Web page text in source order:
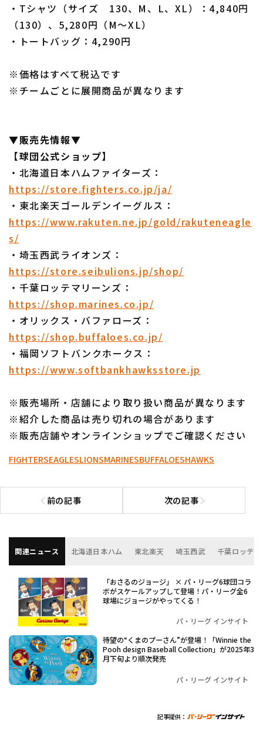
・Tシャツ（サイズ 130、M、L、XL）：4,840円
（130）、5,280円（M～XL）
・トートバッグ：4,290円
※価格はすべて税込です
※チームごとに展開商品が異なります
▼販売先情報▼
【球団公式ショップ】
・北海道日本ハムファイターズ：
https://store.fighters.co.jp/ja/
・東北楽天ゴールデンイーグルス：
https://www.rakuten.ne.jp/gold/rakuteneagle
s/
・埼玉西武ライオンズ：
https://store.seibulions.jp/shop/
・千葉ロッテマリーンズ：
https://shop.marines.co.jp/
・オリックス・バファローズ：
https://shop.buffaloes.co.jp/
・福岡ソフトバンクホークス：
https://www.softbankhawksstore.jp
※販売場所・店舗により取り扱い商品が異なります
※紹介した商品は売り切れの場合があります
※販売店舗やオンラインショップでご確認ください
FIGHTERSEAGLESLIONSMARINESBUFFALOESHAWKS
前の記事
前の記事へ 次の記事次の記事へ
関連ニュース 北海道日本ハム 東北楽天 埼玉西武 千葉ロッテ
「おさるのジョージ」 × パ・リーグ6球団コラ
ボがスケールアップして登場！パ・リーグ全6
球場にジョージがやってくる！
パ・リーグ インサイト
待望の“くまのプーさん”が登場！「Winnie the
Pooh design Baseball Collection」が2025年3
月下旬より順次発売
パ・リーグ インサイト
記事提供：